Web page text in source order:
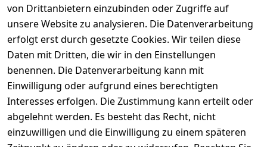
von Drittanbietern einzubinden oder Zugriffe auf
unsere Website zu analysieren. Die Datenverarbeitung
erfolgt erst durch gesetzte Cookies. Wir teilen diese
Daten mit Dritten, die wir in den Einstellungen
benennen. Die Datenverarbeitung kann mit
Einwilligung oder aufgrund eines berechtigten
Interesses erfolgen. Die Zustimmung kann erteilt oder
abgelehnt werden. Es besteht das Recht, nicht
einzuwilligen und die Einwilligung zu einem späteren
Informationen
Mein Konto
Vertrag widerrufen